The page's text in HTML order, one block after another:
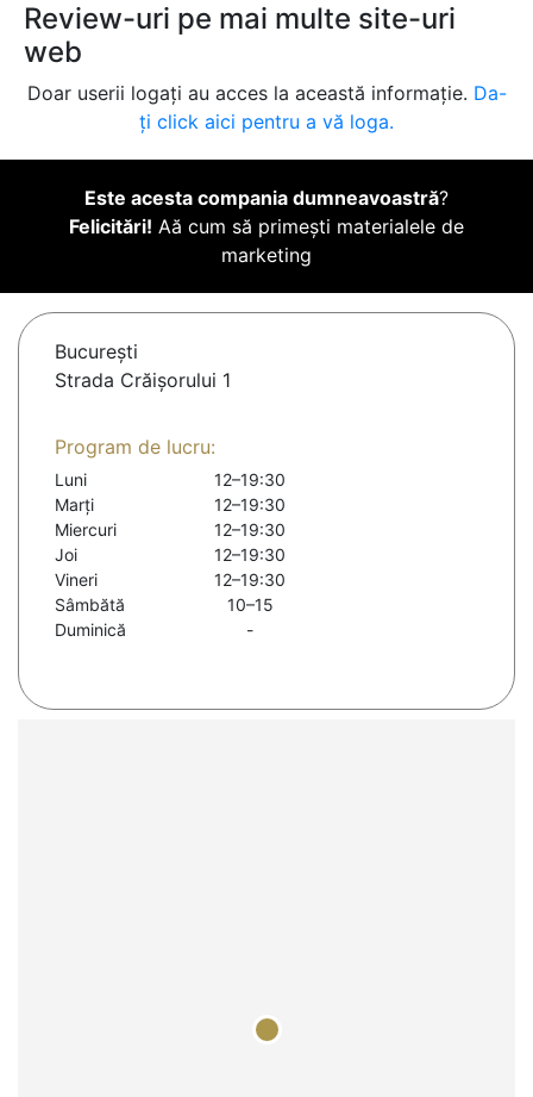
Review-uri pe mai multe site-uri
web
Doar userii logați au acces la această informație. Da-
ți click aici pentru a vă loga.
Este acesta compania dumneavoastră?
Felicitări! Aă cum să primești materialele de
marketing
Bucureşti
Strada Crăișorului 1
Program de lucru:
Luni
12–19:30
Marți
12–19:30
Miercuri
12–19:30
Joi
12–19:30
Vineri
12–19:30
Sâmbătă
10–15
Duminică
-